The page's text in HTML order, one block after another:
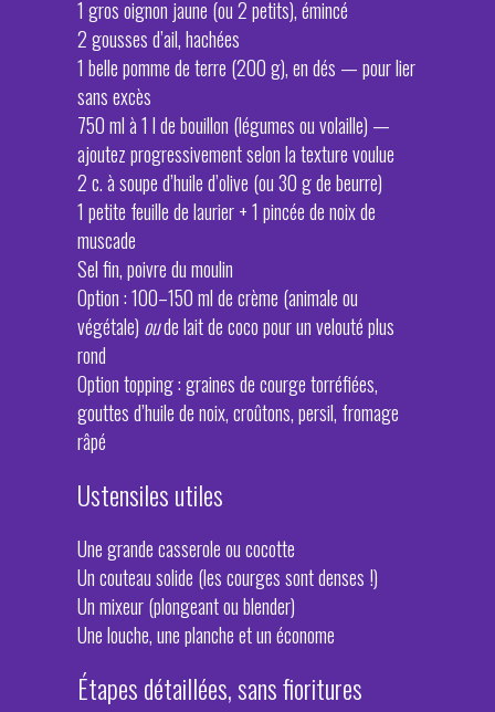
1 gros oignon jaune (ou 2 petits), émincé
2 gousses d’ail, hachées
1 belle pomme de terre (200 g), en dés — pour lier
sans excès
750 ml à 1 l de bouillon (légumes ou volaille) —
ajoutez progressivement selon la texture voulue
2 c. à soupe d’huile d’olive (ou 30 g de beurre)
1 petite feuille de laurier + 1 pincée de noix de
muscade
Sel fin, poivre du moulin
Option : 100–150 ml de crème (animale ou
végétale) oude lait de coco pour un velouté plus
rond
Option topping : graines de courge torréfiées,
gouttes d’huile de noix, croûtons, persil, fromage
râpé
Ustensiles utiles
Une grande casserole ou cocotte
Un couteau solide (les courges sont denses !)
Un mixeur (plongeant ou blender)
Une louche, une planche et un économe
Étapes détaillées, sans fioritures